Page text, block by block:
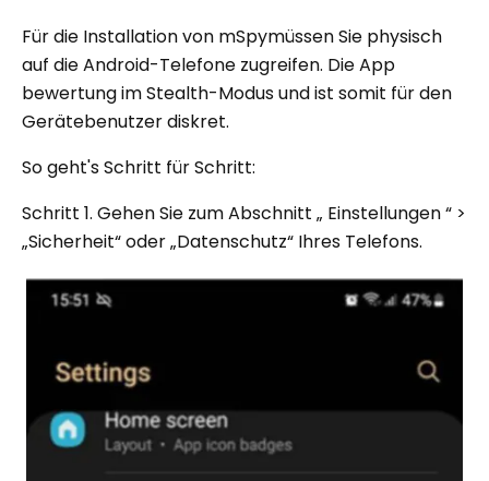
Für die Installation von mSpymüssen Sie physisch
auf die Android-Telefone zugreifen. Die App
bewertung im Stealth-Modus und ist somit für den
Gerätebenutzer diskret.
So geht's Schritt für Schritt:
Schritt 1. Gehen Sie zum Abschnitt „ Einstellungen “ >
„Sicherheit“ oder „Datenschutz“ Ihres Telefons.